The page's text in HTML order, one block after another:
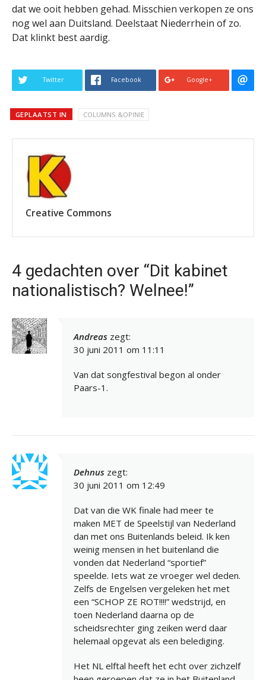
dat we ooit hebben gehad. Misschien verkopen ze ons
nog wel aan Duitsland. Deelstaat Niederrhein of zo.
Dat klinkt best aardig.
Twitter Facebook Google+
GEPLAATST IN COLUMNS &OPINIE
Creative Commons
4 gedachten over “Dit kabinet
nationalistisch? Welnee!”
Andreas zegt:
30 juni 2011 om 11:11
Van dat songfestival begon al onder
Paars-1.
Dehnus zegt:
30 juni 2011 om 12:49
Dat van die WK finale had meer te
maken MET de Speelstijl van Nederland
dan met ons Buitenlands beleid. Ik ken
weinig mensen in het buitenland die
vonden dat Nederland “sportief”
speelde. Iets wat ze vroeger wel deden.
Zelfs de Engelsen vergeleken het met
een “SCHOP ZE ROT!!!!” wedstrijd, en
toen Nederland daarna op de
scheidsrechter ging zeiken werd daar
helemaal opgevat als een belediging.
Het NL elftal heeft het echt over zichzelf